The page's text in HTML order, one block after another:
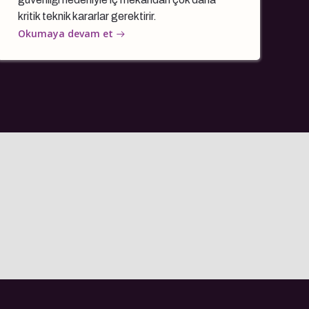
kritik teknik kararlar gerektirir.
Okumaya devam et